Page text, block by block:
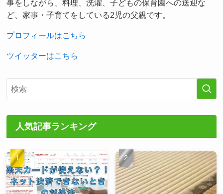
事をしながら、料理、洗濯、子どもの保育園への送迎な
ど、家事・子育てをしている2児の父親です。
プロフィールはこちら
ツイッターはこちら
人気記事ランキング